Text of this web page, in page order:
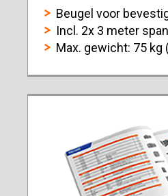
Beugel voor
Incl. 2x 3 meter
Max. gewicht: 75